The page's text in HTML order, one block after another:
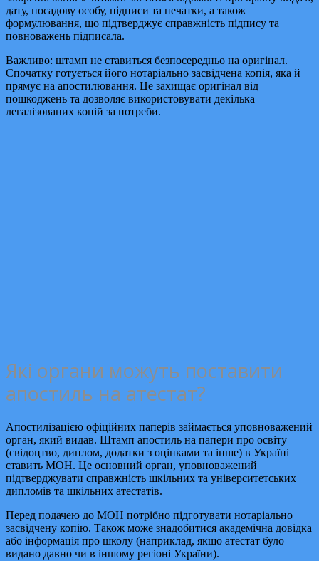
дату, посадову особу, підписи та печатки, а також
формулювання, що підтверджує справжність підпису та
повноважень підписала.
Важливо: штамп не ставиться безпосередньо на оригінал.
Спочатку готується його нотаріально засвідчена копія, яка й
прямує на апостилювання. Це захищає оригінал від
пошкоджень та дозволяє використовувати декілька
легалізованих копій за потреби.
Які органи можуть поставити
апостиль на атестат?
Апостилізацією офіційних паперів займається уповноважений
орган, який видав. Штамп апостиль на папери про освіту
(свідоцтво, диплом, додатки з оцінками та інше) в Україні
ставить МОН. Це основний орган, уповноважений
підтверджувати справжність шкільних та університетських
дипломів та шкільних атестатів.
Перед подачею до МОН потрібно підготувати нотаріально
засвідчену копію. Також може знадобитися академічна довідка
або інформація про школу (наприклад, якщо атестат було
видано давно чи в іншому регіоні України).